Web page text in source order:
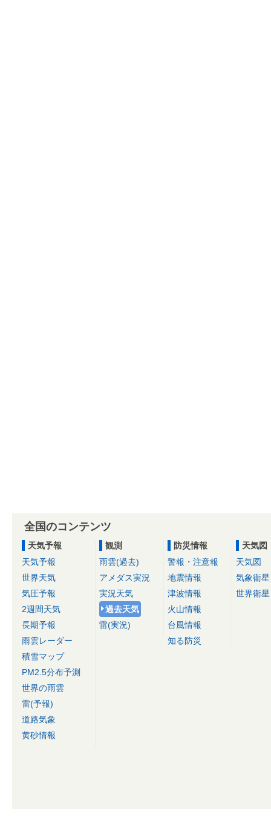
全国のコンテンツ
天気予報
天気予報
世界天気
気圧予報
2週間天気
長期予報
雨雲レーダー
積雪マップ
PM2.5分布予測
世界の雨雲
雷(予報)
道路気象
黄砂情報
観測
雨雲(過去)
アメダス実況
実況天気
過去天気
雷(実況)
防災情報
警報・注意報
地震情報
津波情報
火山情報
台風情報
知る防災
天気図
天気図
気象衛星
世界衛星